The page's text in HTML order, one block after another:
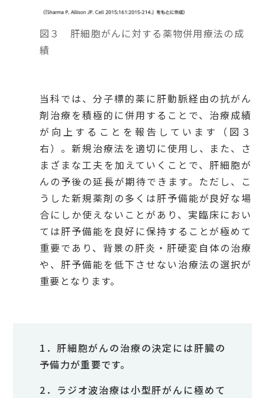
図３ 肝細胞がんに対する薬物併用療法の成
績
当科では、分子標的薬に肝動脈経由の抗がん
剤治療を積極的に併用することで、治療成績
が向上することを報告しています（図３
右）。新規治療法を適切に使用し、また、さ
まざまな工夫を加えていくことで、肝細胞が
んの予後の延長が期待できます。ただし、こ
うした新規薬剤の多くは肝予備能が良好な場
合にしか使えないことがあり、実臨床におい
ては肝予備能を良好に保持することが極めて
重要であり、背景の肝炎・肝硬変自体の治療
や、肝予備能を低下させない治療法の選択が
重要となります。
1．肝細胞がんの治療の決定には肝臓の
予備力が重要です。
2．ラジオ波治療は小型肝がんに極めて